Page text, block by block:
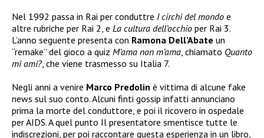
Nel 1992 passa in Rai per conduttre I circhi del mondo e
altre rubriche per Rai 2, e La cultura dell’occhio per Rai 3.
L’anno seguente presenta con Ramona Dell’Abate un
“remake” del gioco a quiz M’ama non m’ama , chiamato Quanto
mi ami? , che viene trasmesso su Italia 7.
Negli anni a venire Marco Predolin è vittima di alcune fake
news sul suo conto. Alcuni finti gossip infatti annunciano
prima la morte del conduttore, e poi il ricovero in ospedale
per AIDS. A quel punto Il presentatore smentisce tutte le
indiscrezioni, per poi raccontare questa esperienza in un libro,